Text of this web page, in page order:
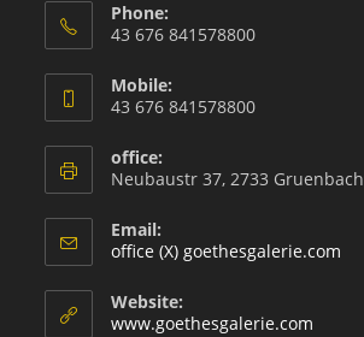
Phone:
43 676 841578800
Mobile:
43 676 841578800
office:
Neubaustr 37, 2733 Gruenbach
Email:
office (X) goethesgalerie.com
Website:
www.goethesgalerie.com